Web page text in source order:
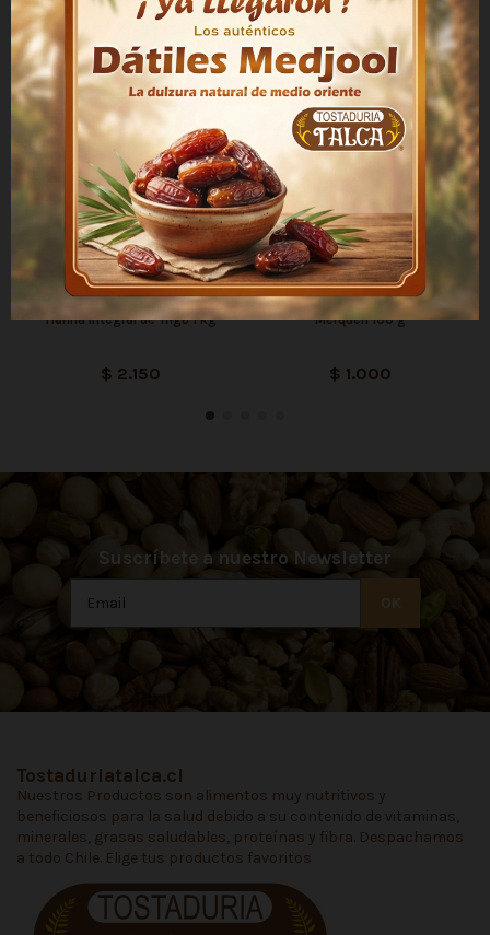
Los clientes que adquirieron este producto también
compraron:
Harina Integral de Trigo 1 kg
$ 2.150
Merquén 100 g
$ 1.000
Suscríbete a nuestro Newsletter
Tostaduriatalca.cl
Nuestros Productos son alimentos muy nutritivos y
beneficiosos para la salud debido a su contenido de vitaminas,
minerales, grasas saludables, proteínas y fibra. Despachamos
a todo Chile. Elige tus productos favoritos